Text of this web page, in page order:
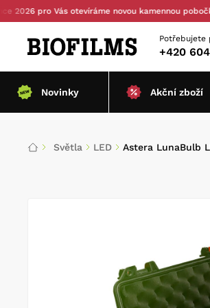
pro Vás otevíráme novou kamennou pobočku
Potřebujete
+420
Novinky Akční zboží
Světla LED Astera LunaBulb